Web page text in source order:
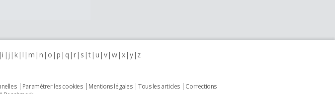
i j k l m n o p q r s t u v w x y z
Paramétrer les cookies Mentions légales Tous les articles
Corrections